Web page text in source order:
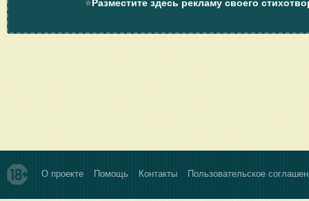
⭐ Разместите здесь рекламу своего
О проекте Помощь Контакты Пользовательское